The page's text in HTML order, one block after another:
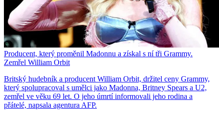
Producent, který proměnil Madonnu a získal s ní tři Grammy.
Zemřel William Orbit
Britský hudebník a producent William Orbit, držitel ceny Grammy,
který spolupracoval s umělci jako Madonna, Britney Spears a U2,
zemřel ve věku 69 let. O jeho úmrtí informovali jeho rodina a
přátelé, napsala agentura AFP.